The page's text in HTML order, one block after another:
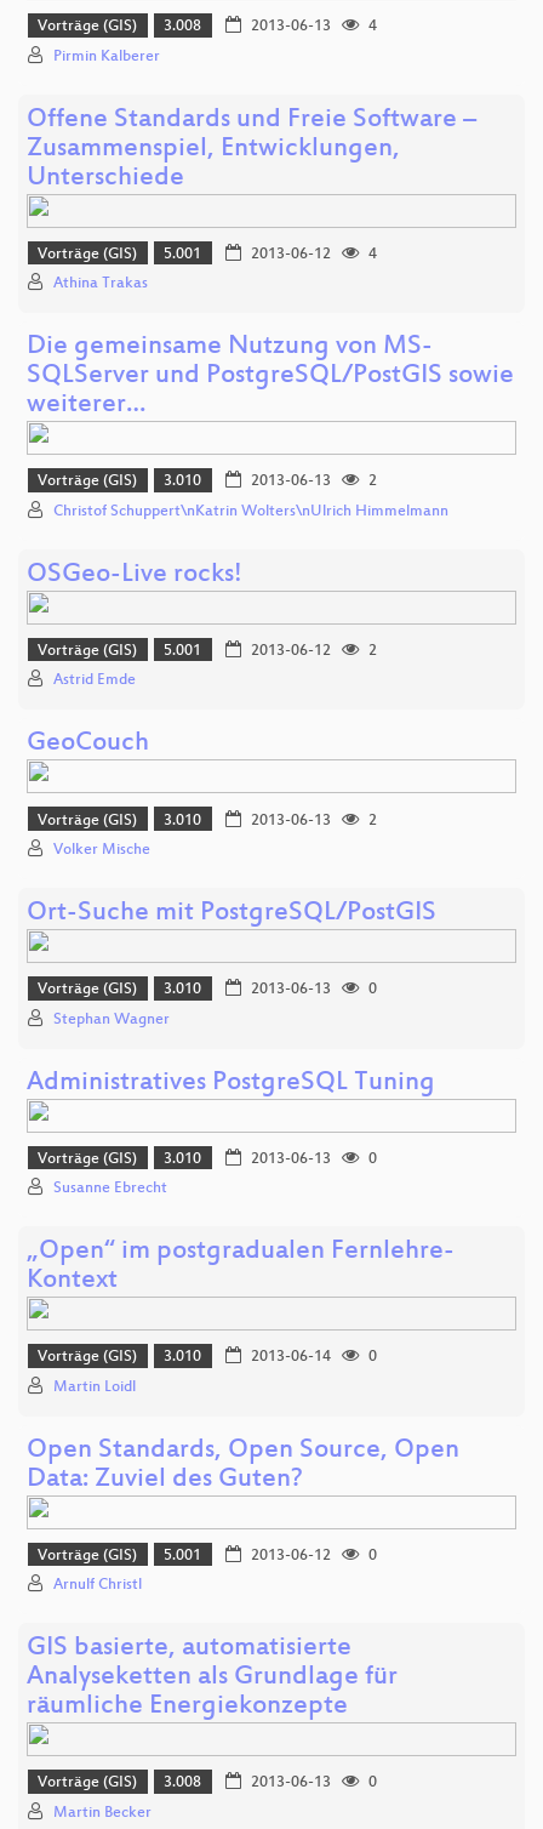
Vorträge (GIS) 3.008 2013-06-13
4
Pirmin Kalberer
Offene Standards und Freie Software –
Zusammenspiel, Entwicklungen,
Unterschiede
Vorträge (GIS) 5.001 2013-06-12
4
Athina Trakas
Die gemeinsame Nutzung von MS-
SQLServer und PostgreSQL/PostGIS sowie
weiterer…
Vorträge (GIS) 3.010 2013-06-13
2
Christof Schuppert\nKatrin Wolters\nUlrich Himmelmann
OSGeo-Live rocks!
Vorträge (GIS) 5.001 2013-06-12
2
Astrid Emde
GeoCouch
Vorträge (GIS) 3.010 2013-06-13
2
Volker Mische
Ort-Suche mit PostgreSQL/PostGIS
Vorträge (GIS) 3.010 2013-06-13
0
Stephan Wagner
Administratives PostgreSQL Tuning
Vorträge (GIS) 3.010 2013-06-13
0
Susanne Ebrecht
„Open“ im postgradualen Fernlehre-
Kontext
Vorträge (GIS) 3.010 2013-06-14
0
Martin Loidl
Open Standards, Open Source, Open
Data: Zuviel des Guten?
Vorträge (GIS) 5.001 2013-06-12
0
Arnulf Christl
GIS basierte, automatisierte
Analyseketten als Grundlage für
räumliche Energiekonzepte
Vorträge (GIS) 3.008 2013-06-13
0
Martin Becker